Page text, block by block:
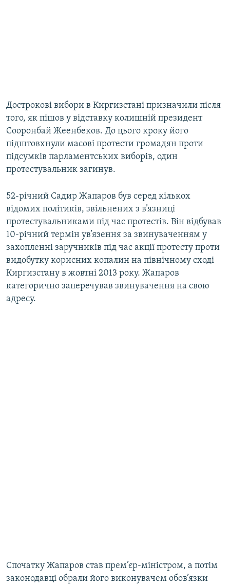
Дострокові вибори в Киргизстані призначили після
того, як пішов у відставку колишній президент
Сооронбай Жеенбеков. До цього кроку його
підштовхнули масові протести громадян проти
підсумків парламентських виборів, один
протестувальник загинув.
52-річний Садир Жапаров був серед кількох
відомих політиків, звільнених з в’язниці
протестувальниками під час протестів. Він відбував
10-річний термін ув’язення за звинуваченням у
захопленні заручників під час акції протесту проти
видобутку корисних копалин на північному сході
Киргизстану в жовтні 2013 року. Жапаров
категорично заперечував звинувачення на свою
адресу.
Спочатку Жапаров став прем’єр-міністром, а потім
законодавці обрали його виконувачем обов’язки